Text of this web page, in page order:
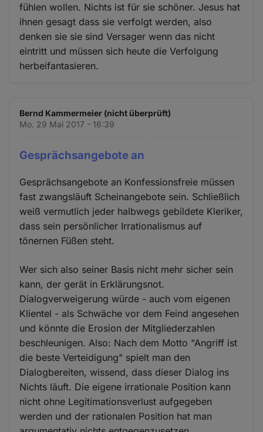
fühlen wollen. Nichts ist für sie schöner. Jesus hat
ihnen gesagt dass sie verfolgt werden, also
denken sie sie sind Versager wenn das nicht
eintritt und müssen sich heute die Verfolgung
herbeifantasieren.
Bernd Kammermeier (nicht überprüft)
Mo. 29 Mai 2017 - 16:39
Gesprächsangebote an
Gesprächsangebote an Konfessionsfreie müssen
fast zwangsläuft Scheinangebote sein. Schließlich
weiß vermutlich jeder halbwegs gebildete Kleriker,
dass sein persönlicher Irrationalismus auf
tönernen Füßen steht.
Wer sich also seiner Basis nicht mehr sicher sein
kann, der gerät in Erklärungsnot.
Dialogverweigerung würde - auch vom eigenen
Klientel - als Schwäche vor dem Feind angesehen
und könnte die Erosion der Mitgliederzahlen
beschleunigen. Also: Nach dem Motto "Angriff ist
die beste Verteidigung" spielt man den
Dialogbereiten, wissend, dass dieser Dialog ins
Nichts läuft. Die eigene irrationale Position kann
nicht ohne Legitimationsverlust aufgegeben
werden und der rationalen Position hat man